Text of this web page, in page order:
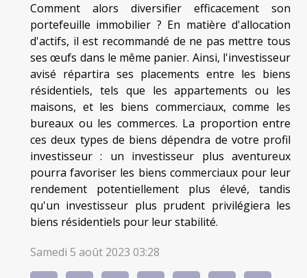
Comment alors diversifier efficacement son
portefeuille immobilier ? En matière d'allocation
d'actifs, il est recommandé de ne pas mettre tous
ses œufs dans le même panier. Ainsi, l'investisseur
avisé répartira ses placements entre les biens
résidentiels, tels que les appartements ou les
maisons, et les biens commerciaux, comme les
bureaux ou les commerces. La proportion entre
ces deux types de biens dépendra de votre profil
investisseur : un investisseur plus aventureux
pourra favoriser les biens commerciaux pour leur
rendement potentiellement plus élevé, tandis
qu'un investisseur plus prudent privilégiera les
biens résidentiels pour leur stabilité.
Samedi 5 août 2023 03:28